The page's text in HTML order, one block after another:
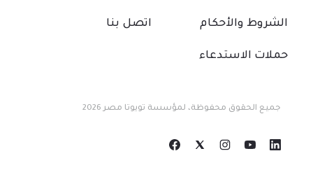
الشروط والأحكام اتصل بنا
حملات الاستدعاء
جميع الحقوق محفوظة، لمؤسسة تويوتا مصر 2026